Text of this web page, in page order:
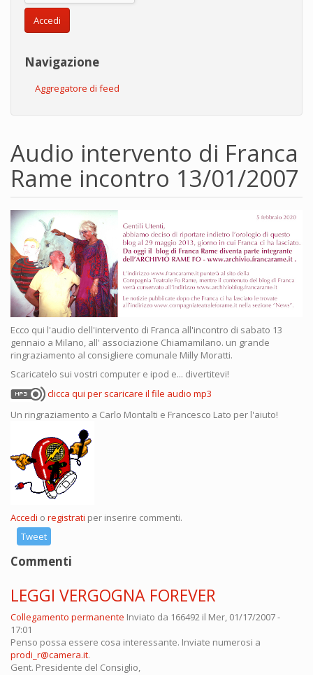
Accedi
Navigazione
Aggregatore di feed
Audio intervento di Franca
Rame incontro 13/01/2007
Ecco qui l'audio dell'intervento di Franca all'incontro di sabato 13
gennaio a Milano, all' associazione Chiamamilano. un grande
ringraziamento al consigliere comunale Milly Moratti.
Scaricatelo sui vostri computer e ipod e... divertitevi!
clicca qui per scaricare il file audio mp3
Un ringraziamento a Carlo Montalti e Francesco Lato per l'aiuto!
Accedi o registrati per inserire commenti.
Tweet
Commenti
LEGGI VERGOGNA FOREVER
Collegamento permanente Inviato da 166492 il Mer, 01/17/2007 -
17:01
Penso possa essere cosa interessante. Inviate numerosi a
prodi_r@camera.it.
Gent. Presidente del Consiglio,